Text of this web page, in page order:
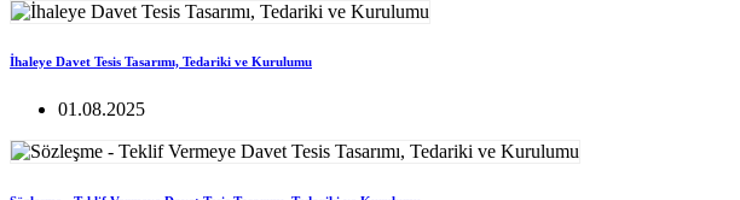
İhaleye Davet Tesis Tasarımı, Tedariki ve Kurulumu
01.08.2025